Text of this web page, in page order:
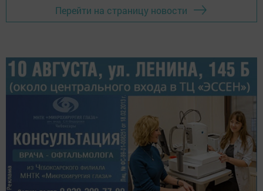
Перейти на страницу новости